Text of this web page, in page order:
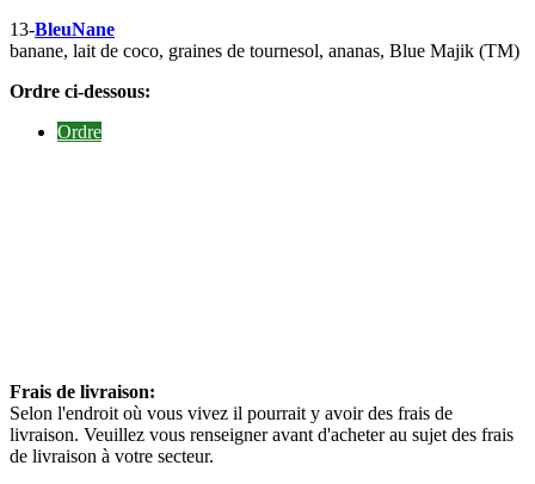
13-BleuNane
banane, lait de coco, graines de tournesol, ananas, Blue Majik (TM)
Ordre ci-dessous:
Ordre
Frais de livraison:
Selon l'endroit où vous vivez il pourrait y avoir des frais de
livraison. Veuillez vous renseigner avant d'acheter au sujet des frais
de livraison à votre secteur.